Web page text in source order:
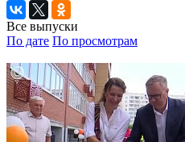
Все выпуски
По дате По просмотрам